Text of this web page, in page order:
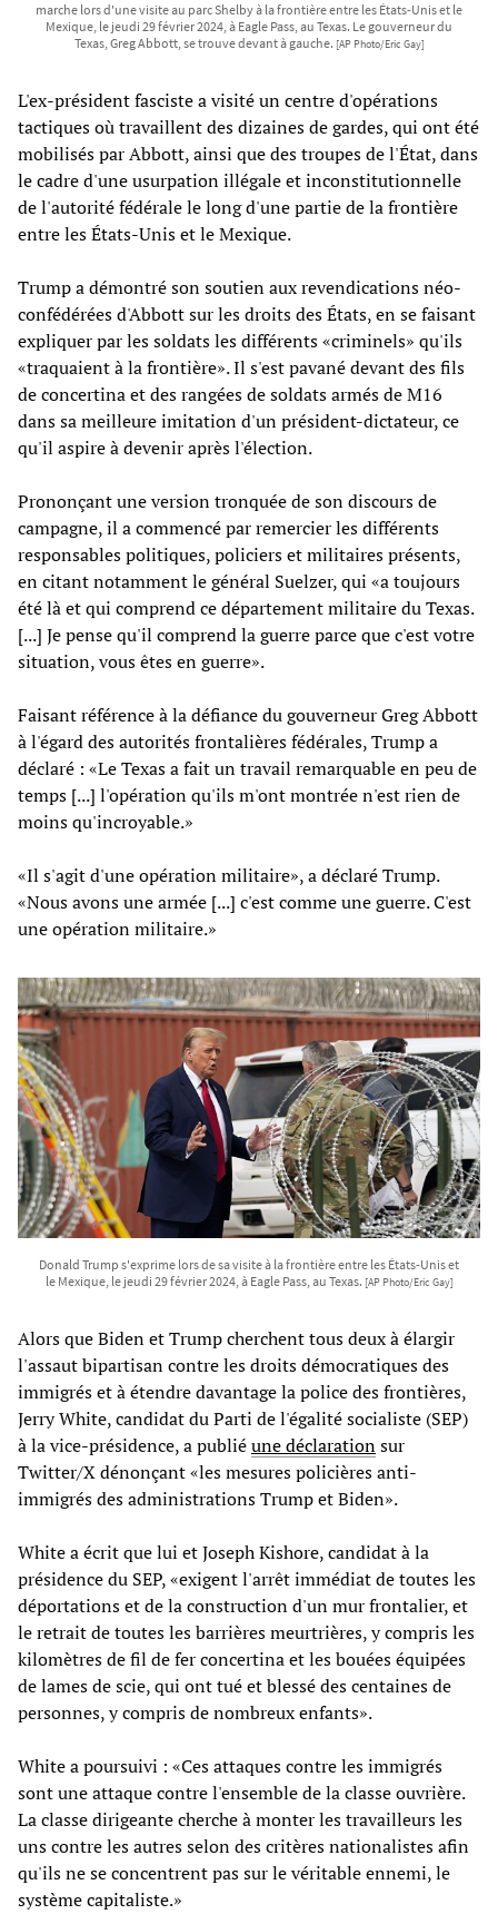
marche lors d'une visite au parc Shelby à la frontière entre les États-Unis et le
Mexique, le jeudi 29 février 2024, à Eagle Pass, au Texas. Le gouverneur du
Texas, Greg Abbott, se trouve devant à gauche. [AP Photo/Eric Gay]
L'ex-président fasciste a visité un centre d'opérations
tactiques où travaillent des dizaines de gardes, qui ont été
mobilisés par Abbott, ainsi que des troupes de l'État, dans
le cadre d'une usurpation illégale et inconstitutionnelle
de l'autorité fédérale le long d'une partie de la frontière
entre les États-Unis et le Mexique.
Trump a démontré son soutien aux revendications néo-
confédérées d'Abbott sur les droits des États, en se faisant
expliquer par les soldats les différents «criminels» qu'ils
«traquaient à la frontière». Il s'est pavané devant des fils
de concertina et des rangées de soldats armés de M16
dans sa meilleure imitation d'un président-dictateur, ce
qu'il aspire à devenir après l'élection.
Prononçant une version tronquée de son discours de
campagne, il a commencé par remercier les différents
responsables politiques, policiers et militaires présents,
en citant notamment le général Suelzer, qui «a toujours
été là et qui comprend ce département militaire du Texas.
[...] Je pense qu'il comprend la guerre parce que c'est votre
situation, vous êtes en guerre».
Faisant référence à la défiance du gouverneur Greg Abbott
à l'égard des autorités frontalières fédérales, Trump a
déclaré : «Le Texas a fait un travail remarquable en peu de
temps [...] l'opération qu'ils m'ont montrée n'est rien de
moins qu'incroyable.»
«Il s'agit d'une opération militaire», a déclaré Trump.
«Nous avons une armée [...] c'est comme une guerre. C'est
une opération militaire.»
Donald Trump s'exprime lors de sa visite à la frontière entre les États-Unis et
le Mexique, le jeudi 29 février 2024, à Eagle Pass, au Texas. [AP Photo/Eric Gay]
Alors que Biden et Trump cherchent tous deux à élargir
l'assaut bipartisan contre les droits démocratiques des
immigrés et à étendre davantage la police des frontières,
Jerry White, candidat du Parti de l'égalité socialiste (SEP)
à la vice-présidence, a publiéune déclarationsur
Twitter/X dénonçant «les mesures policières anti-
immigrés des administrations Trump et Biden».
White a écrit que lui et Joseph Kishore, candidat à la
présidence du SEP, «exigent l'arrêt immédiat de toutes les
déportations et de la construction d'un mur frontalier, et
le retrait de toutes les barrières meurtrières, y compris les
kilomètres de fil de fer concertina et les bouées équipées
de lames de scie, qui ont tué et blessé des centaines de
personnes, y compris de nombreux enfants».
White a poursuivi : «Ces attaques contre les immigrés
sont une attaque contre l'ensemble de la classe ouvrière.
La classe dirigeante cherche à monter les travailleurs les
uns contre les autres selon des critères nationalistes afin
qu'ils ne se concentrent pas sur le véritable ennemi, le
système capitaliste.»